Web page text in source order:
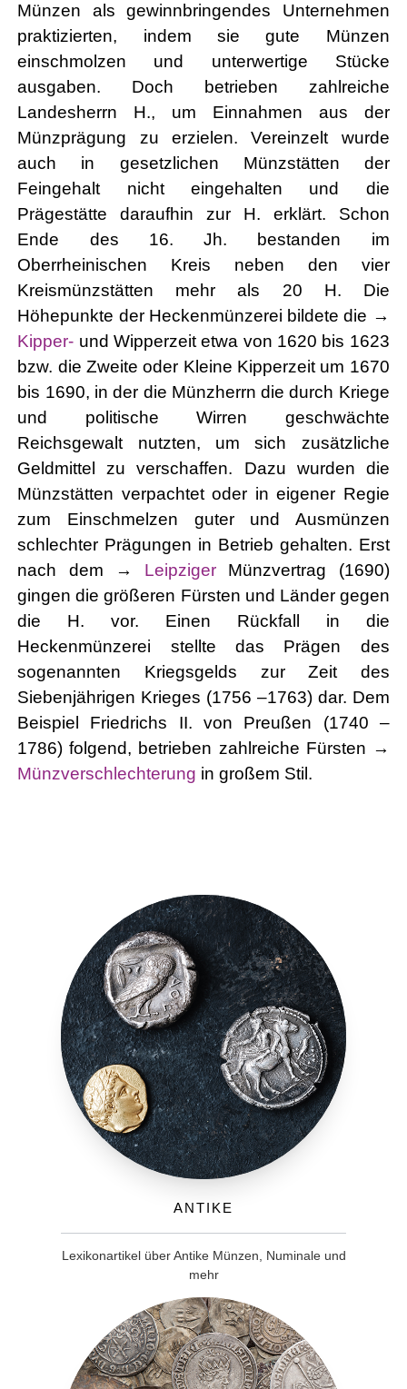
Münzen als gewinnbringendes Unternehmen
praktizierten, indem sie gute Münzen
einschmolzen und unterwertige Stücke
ausgaben. Doch betrieben zahlreiche
Landesherrn H., um Einnahmen aus der
Münzprägung zu erzielen. Vereinzelt wurde
auch in gesetzlichen Münzstätten der
Feingehalt nicht eingehalten und die
Prägestätte daraufhin zur H. erklärt. Schon
Ende des 16. Jh. bestanden im
Oberrheinischen Kreis neben den vier
Kreismünzstätten mehr als 20 H. Die
Höhepunkte der Heckenmünzerei bildete die →
Kipper- und Wipperzeit etwa von 1620 bis 1623
bzw. die Zweite oder Kleine Kipperzeit um 1670
bis 1690, in der die Münzherrn die durch Kriege
und politische Wirren geschwächte
Reichsgewalt nutzten, um sich zusätzliche
Geldmittel zu verschaffen. Dazu wurden die
Münzstätten verpachtet oder in eigener Regie
zum Einschmelzen guter und Ausmünzen
schlechter Prägungen in Betrieb gehalten. Erst
nach dem → Leipziger Münzvertrag (1690)
gingen die größeren Fürsten und Länder gegen
die H. vor. Einen Rückfall in die
Heckenmünzerei stellte das Prägen des
sogenannten Kriegsgelds zur Zeit des
Siebenjährigen Krieges (1756 –1763) dar. Dem
Beispiel Friedrichs II. von Preußen (1740 –
1786) folgend, betrieben zahlreiche Fürsten →
Münzverschlechterung in großem Stil.
Antike
Lexikonartikel über Antike Münzen, Numinale und
mehr